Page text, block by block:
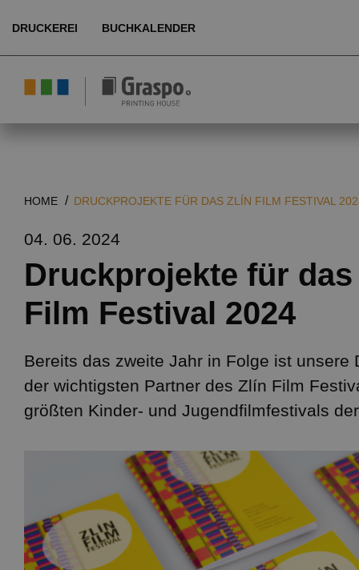
DRUCKEREI BUCHKALENDER
Umwelt
Kundenbereich
CZ
EN
HOME DRUCKPROJEKTE FÜR DAS ZLÍN FILM FESTIVAL
04. 06. 2024
Druckprojekte für
Film Festival 2024
Bereits das zweite Jahr in Folge ist unsere
der wichtigsten Partner des Zlín Film
größten Kinder- und Jugendfilmfestivals